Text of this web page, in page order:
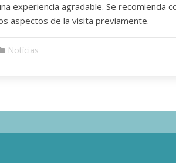
experiencia agradable. Se recomienda
aspectos de la visita previamente.
Notícias